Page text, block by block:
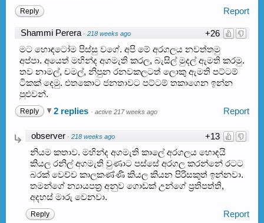
Report
Reply
+26
Shammi Perera · 218 weeks ago
මට හොඳටෝම පිස්සු වගේ. අපි මේ අරගලය නවත්තමු
අප්පා. අයෙත් මහින්ද අගමැති කරල, බැසිල් මුදල් ඇමති කරමු.
තව නාමල්, චමල්, නිපුන රනවකලටත් ලොකු ඇමති පට්ටම්
ටිකක් දෙමු. එතකොට ජනතාවට පට්ටම් තකාගෙන ඉන්න
පුළුවන්.
Report
Reply 2 replies · active 217 weeks ago
+13
observer · 218 weeks ago
නියම කතාව. මහින්ද අගමැති කාලේ අරගලය හොඳයි
කියල රනිල් අගමැති වුණාට පස්සේ අරගල කරන්නේ රටට
බරක් වෙච්ච කාලකණ්ණි කියල කියන පිරිසකුත් ඉන්නවා.
තමන්ගේ න්‍යායපත්‍ර අනුව ගොඩක් උන්ගේ ප්‍රතිපත්ති,
අදහස් මාරු වෙනවා.
Report
Reply